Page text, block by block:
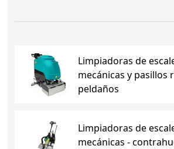
Limpiadoras de
mecánicas y pasillos
peldaños
Limpiadoras de
mecánicas -